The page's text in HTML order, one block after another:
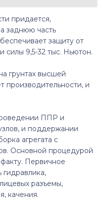
придается,
заднюю часть
защиту от
силы 9,5-32 тыс. Ньютон.
грунтах высшей
производительности, и
ППР и
и поддержании
агрегата с
Основной процедурой
Первичное
разъемы,
качения.